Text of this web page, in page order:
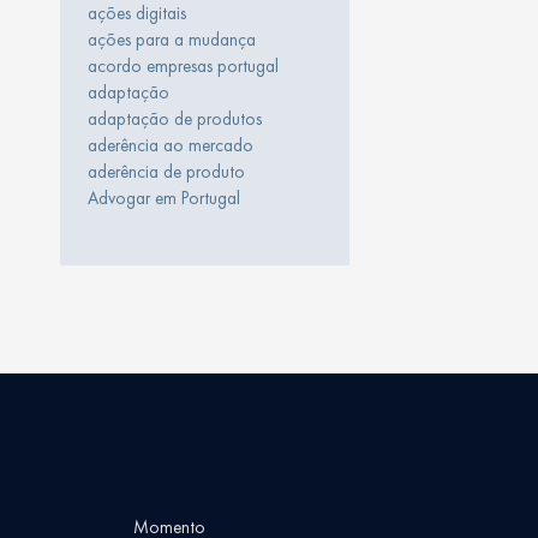
ações digitais
ações para a mudança
acordo empresas portugal
adaptação
adaptação de produtos
aderência ao mercado
aderência de produto
Advogar em Portugal
Momento